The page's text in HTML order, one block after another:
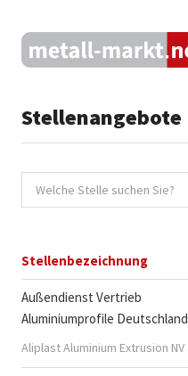
Stellenangebote
Stellenbezeichnung
Außendienst Vertrieb
Aluminiumprofile Deutschland
Aliplast Aluminium Extrusion NV